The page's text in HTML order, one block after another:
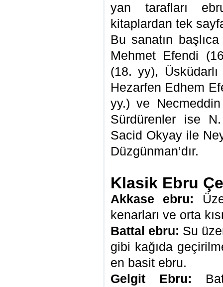
yan tarafları
kitaplardan tek
Bu sanatın
Mehmet Efendi
(18. yy),
Hezarfen Edhem
yy.) ve
Sürdürenler ise
Sacid Okyay ile
Düzgünman’dır.
Klasik Ebru
Akkase ebru:
kenarları ve orta
Battal ebru: Su
gibi kağıda
en basit ebru.
Gelgit Ebru: